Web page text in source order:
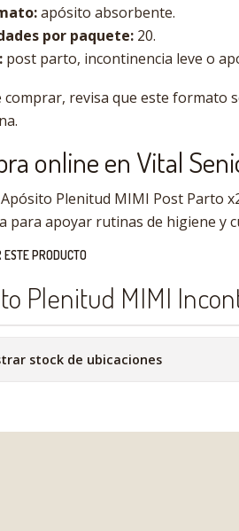
apósito absorbente.
por paquete: 20.
post parto, incontinencia leve o
comprar, revisa que este formato
online en Vital
Plenitud MIMI Post Parto
para apoyar rutinas de higiene y
ESTE PRODUCTO
Plenitud MIMI
stock de ubicaciones